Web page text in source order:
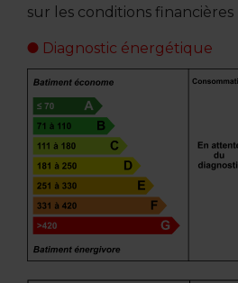
sur les conditions financières
Diagnostic énergétique